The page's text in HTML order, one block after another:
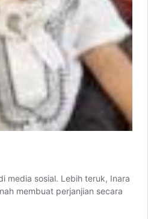
media sosial. Lebih teruk, Inara
membuat perjanjian secara